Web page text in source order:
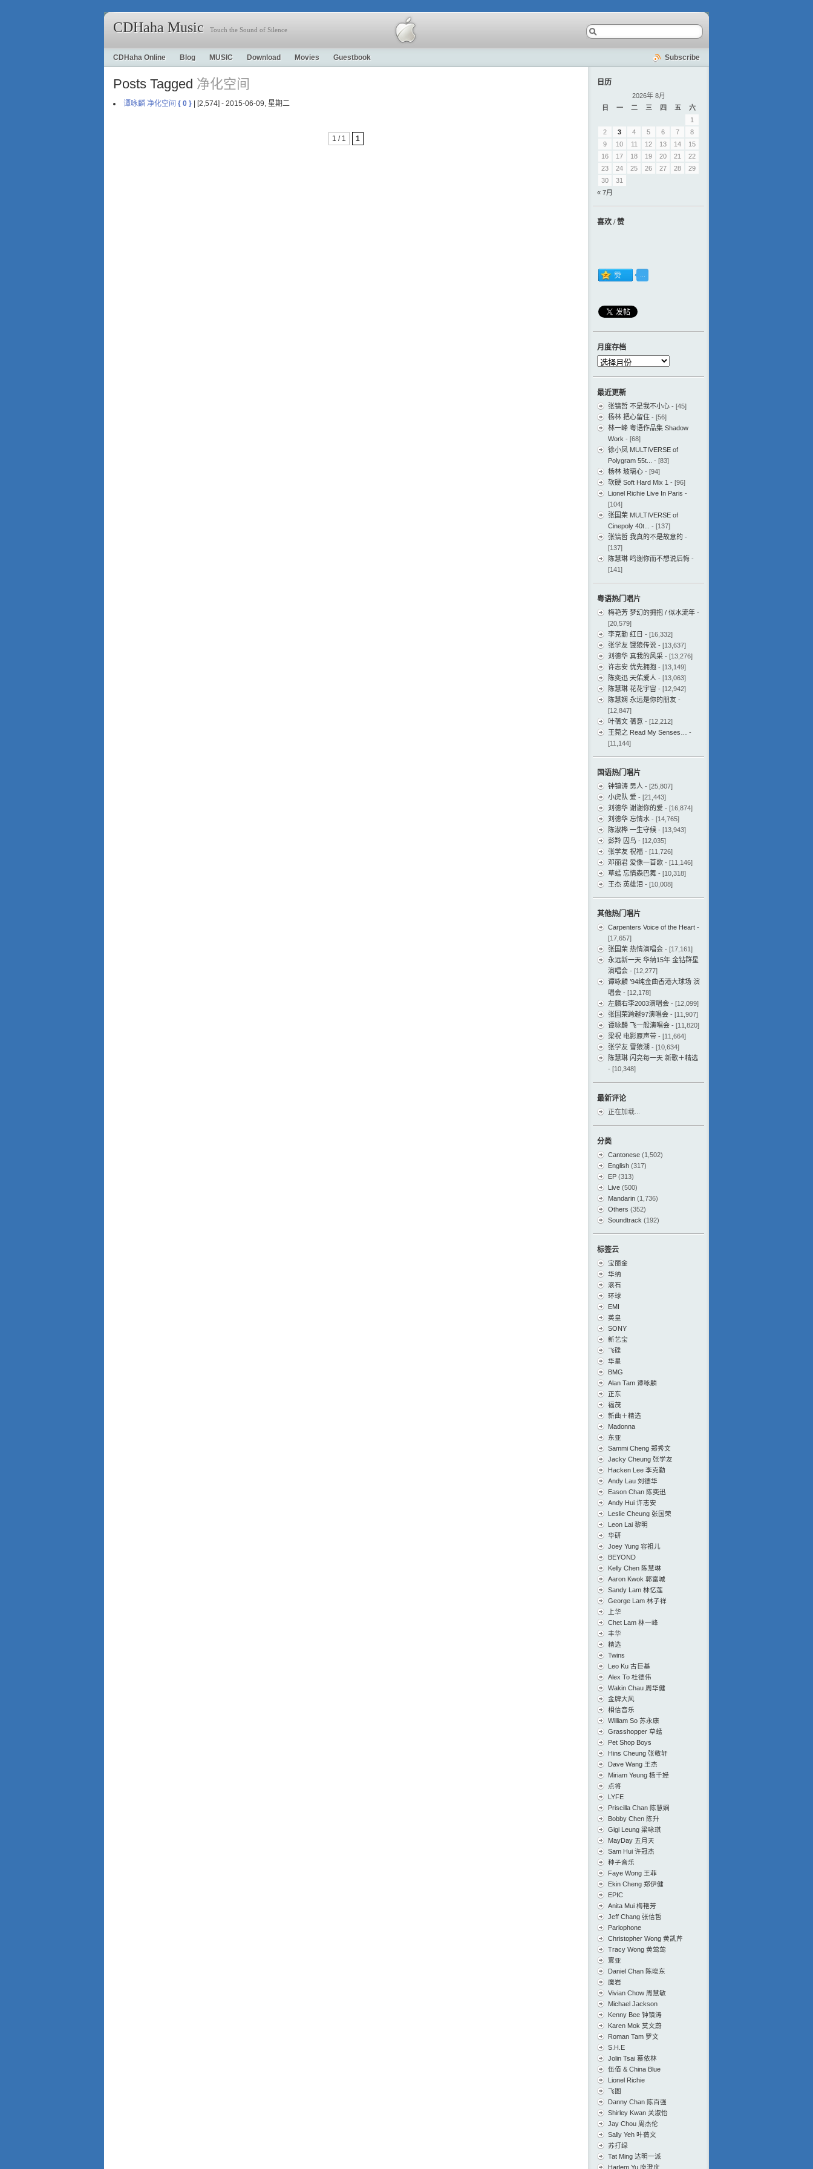
CDHaha Music Touch the Sound of Silence
CDHaha Online Blog MUSIC Download Movies Guestbook Subscribe
Posts Tagged 净化空间
谭咏麟 净化空间 { 0 } | [2,574] - 2015-06-09, 星期二
1 / 1 1
日历
2026年 8月
日
一 二 三 四 五
六
1
2
3 4 5 6 7
8
9
10 11 12 13 14
15
16
17 18 19 20 21
22
23
24 25 26 27 28
29
30
31
« 7月
喜欢 / 赞
月度存档
月
档
最近更新
张镐哲 不是我不小心 - [45]
杨林 把心留住 - [56]
林一峰 粤语作品集 Shadow
Work - [68]
徐小凤 MULTIVERSE of
Polygram 55t...
- [83]
杨林 玻璃心 - [94]
软硬 Soft Hard Mix 1 - [96]
Lionel Richie Live In Paris -
[104]
张国荣 MULTIVERSE of
Cinepoly 40t...
- [137]
张镐哲 我真的不是故意的 -
[137]
陈慧琳 鸣谢你而不想说后悔 -
[141]
粤语热门唱片
梅艳芳 梦幻的拥抱 / 似水流年 -
[20,579]
李克勤 红日 - [16,332]
张学友 饿狼传说 - [13,637]
刘德华 真我的风采 - [13,276]
许志安 优先拥抱 - [13,149]
陈奕迅 天佑爱人 - [13,063]
陈慧琳 花花宇宙 - [12,942]
陈慧娴 永远是你的朋友 -
[12,847]
叶蒨文 蒨意 - [12,212]
王菀之 Read My Senses…
-
[11,144]
国语热门唱片
钟镇涛 男人 - [25,807]
小虎队 爱 - [21,443]
刘德华 谢谢你的爱 - [16,874]
刘德华 忘情水 - [14,765]
陈淑桦 一生守候 - [13,943]
彭羚 囚鸟 - [12,035]
张学友 祝福 - [11,726]
邓丽君 爱像一首歌 - [11,146]
草蜢 忘情森巴舞 - [10,318]
王杰 英雄泪 - [10,008]
其他热门唱片
Carpenters Voice of the Heart -
[17,657]
张国荣 热情演唱会 - [17,161]
永远新一天 华纳15年 金钻群星
演唱会 - [12,277]
谭咏麟 ’94纯金曲香港大球场 演
唱会 - [12,178]
左麟右李2003演唱会 - [12,099]
张国荣跨越97演唱会 - [11,907]
谭咏麟 飞一般演唱会 - [11,820]
梁祝 电影原声带 - [11,664]
张学友 雪狼湖 - [10,634]
陈慧琳 闪亮每一天 新歌＋精选
- [10,348]
最新评论
正在加载...
分类
Cantonese (1,502)
English (317)
EP (313)
Live (500)
Mandarin (1,736)
Others (352)
Soundtrack (192)
标签云
宝丽金
华纳
滚石
环球
EMI
英皇
SONY
新艺宝
飞碟
华星
BMG
Alan Tam 谭咏麟
正东
福茂
新曲＋精选
Madonna
东亚
Sammi Cheng 郑秀文
Jacky Cheung 张学友
Hacken Lee 李克勤
Andy Lau 刘德华
Eason Chan 陈奕迅
Andy Hui 许志安
Leslie Cheung 张国荣
Leon Lai 黎明
华研
Joey Yung 容祖儿
BEYOND
Kelly Chen 陈慧琳
Aaron Kwok 郭富城
Sandy Lam 林忆莲
George Lam 林子祥
上华
Chet Lam 林一峰
丰华
精选
Twins
Leo Ku 古巨基
Alex To 杜德伟
Wakin Chau 周华健
金牌大风
相信音乐
William So 苏永康
Grasshopper 草蜢
Pet Shop Boys
Hins Cheung 张敬轩
Dave Wang 王杰
Miriam Yeung 杨千嬅
点将
LYFE
Priscilla Chan 陈慧娴
Bobby Chen 陈升
Gigi Leung 梁咏琪
MayDay 五月天
Sam Hui 许冠杰
种子音乐
Faye Wong 王菲
Ekin Cheng 郑伊健
EPIC
Anita Mui 梅艳芳
Jeff Chang 张信哲
Parlophone
Christopher Wong 黄凯芹
Tracy Wong 黄莺莺
寰亚
Daniel Chan 陈晓东
魔岩
Vivian Chow 周慧敏
Michael Jackson
Kenny Bee 钟镇涛
Karen Mok 莫文蔚
Roman Tam 罗文
S.H.E
Jolin Tsai 蔡依林
伍佰 & China Blue
Lionel Richie
飞图
Danny Chan 陈百强
Shirley Kwan 关淑怡
Jay Chou 周杰伦
Sally Yeh 叶蒨文
苏打绿
Tat Ming 达明一派
Harlem Yu 庾澄庆